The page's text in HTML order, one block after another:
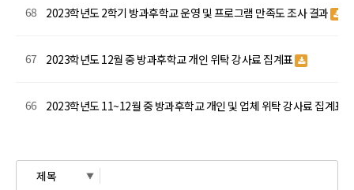
68 2023학년도 2학기 방과후학교 운영 및 프로그램 만족도 조사 결과
67 2023학년도 12월 중 방과후학교 개인 위탁 강사료 집계표
66 2023학년도 11~12월 중 방과후학교 개인 및 업체 위탁 강사료 집계표